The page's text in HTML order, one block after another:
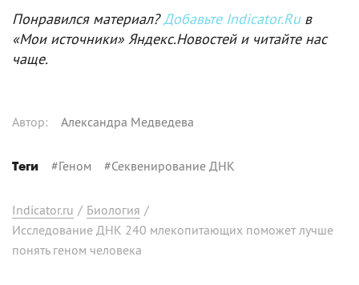
Понравился материал?Добавьте Indicator.Ruв
«Мои источники» Яндекс.Новостей и читайте нас
чаще.
Автор: Александра Медведева
Теги #Геном #Секвенирование ДНК
Indicator.ru / Биология /
Исследование ДНК 240 млекопитающих поможет лучше
понять геном человека